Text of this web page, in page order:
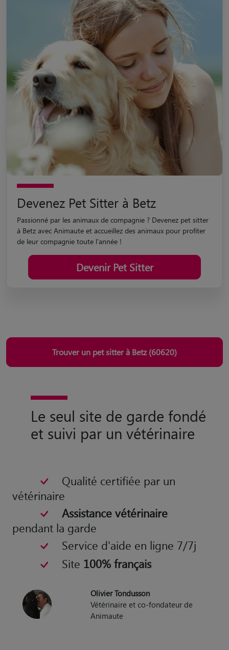
Devenez Pet Sitter à Betz
Passionné par les animaux de compagnie ? Devenez pet sitter
à Betz avec Animaute et accueillez des animaux pour profiter
de leur compagnie toute l'année !
Devenir Pet Sitter
Trouver un pet sitter à Betz (60620)
Le seul site de garde fondé
et suivi par un vétérinaire
Qualité certifiée par un
vétérinaire
Assistance vétérinaire
pendant la garde
Service d'aide en ligne 7/7j
Site 100% français
Olivier Tondusson
Vétérinaire et co-fondateur de
Animaute